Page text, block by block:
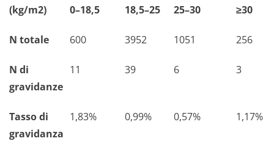
(kg/m2)
0–18,5
18,5–25
25–30
≥30
N totale 600 3952 1051 256
N di
gravidanze
11 39 6 3
Tasso di
gravidanza
1,83% 0,99% 0,57% 1,17%